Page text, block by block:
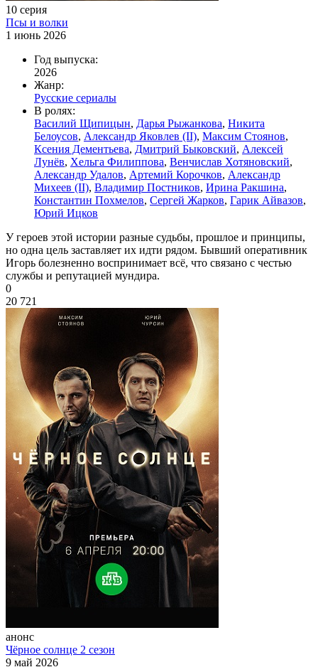
10 серия
Псы и волки
1 июнь 2026
Год выпуска:
2026
Жанр:
Русские сериалы
В ролях:
Василий Щипицын, Дарья Рыжанкова, Никита
Белоусов, Александр Яковлев (II), Максим Стоянов,
Ксения Дементьева, Дмитрий Быковский, Алексей
Лунёв, Хельга Филиппова, Венчислав Хотяновский,
Александр Удалов, Артемий Корочков, Александр
Михеев (II), Владимир Постников, Ирина Ракшина,
Константин Похмелов, Сергей Жарков, Гарик Айвазов,
Юрий Ицков
У героев этой истории разные судьбы, прошлое и принципы,
но одна цель заставляет их идти рядом. Бывший оперативник
Игорь болезненно воспринимает всё, что связано с честью
службы и репутацией мундира.
0
20 721
анонс
Чёрное солнце 2 сезон
9 май 2026